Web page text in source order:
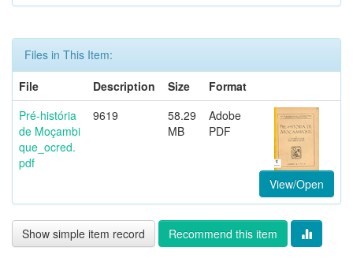
Files in This Item:
File
Description Size
Format
Pré-história
de Moçambi
que_ocred.
pdf
9619
58.29
MB
Adobe
PDF
View/Open
Show simple item record Recommend this item